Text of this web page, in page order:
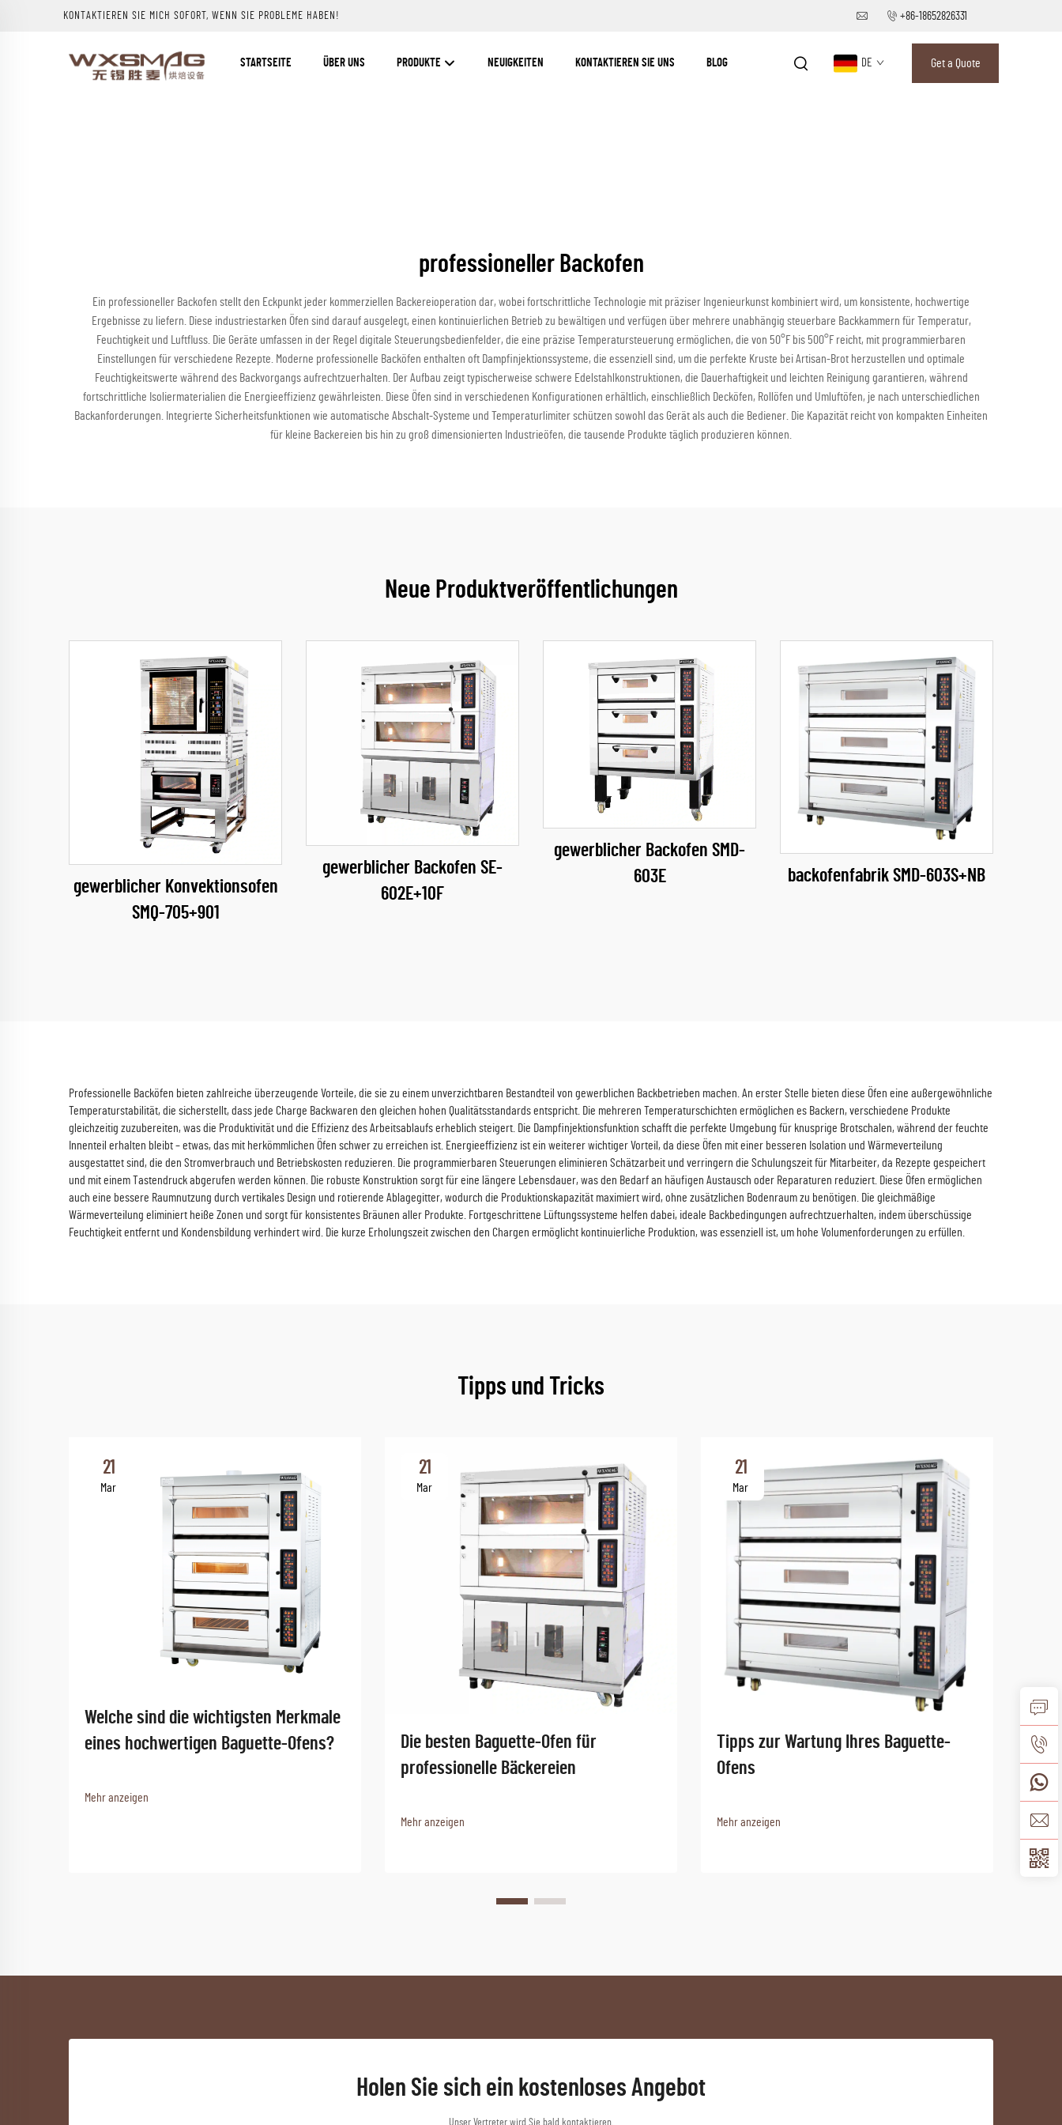
KONTAKTIEREN SIE MICH SOFORT, WENN SIE PROBLEME HABEN! +86-18652826331
STARTSEITE ÜBER UNS PRODUKTE NEUIGKEITEN KONTAKTIEREN SIE UNS BLOG DE Get a Quote
professioneller Backofen
Ein professioneller Backofen stellt den Eckpunkt jeder kommerziellen Backereioperation dar, wobei fortschrittliche Technologie mit präziser Ingenieurkunst kombiniert wird, um konsistente, hochwertige
Ergebnisse zu liefern. Diese industriestarken Öfen sind darauf ausgelegt, einen kontinuierlichen Betrieb zu bewältigen und verfügen über mehrere unabhängig steuerbare Backkammern für Temperatur,
Feuchtigkeit und Luftfluss. Die Geräte umfassen in der Regel digitale Steuerungsbedienfelder, die eine präzise Temperatursteuerung ermöglichen, die von 50°F bis 500°F reicht, mit programmierbaren
Einstellungen für verschiedene Rezepte. Moderne professionelle Backöfen enthalten oft Dampfinjektionssysteme, die essenziell sind, um die perfekte Kruste bei Artisan-Brot herzustellen und optimale
Feuchtigkeitswerte während des Backvorgangs aufrechtzuerhalten. Der Aufbau zeigt typischerweise schwere Edelstahlkonstruktionen, die Dauerhaftigkeit und leichten Reinigung garantieren, während
fortschrittliche Isoliermaterialien die Energieeffizienz gewährleisten. Diese Öfen sind in verschiedenen Konfigurationen erhältlich, einschließlich Decköfen, Rollöfen und Umluftöfen, je nach unterschiedlichen
Backanforderungen. Integrierte Sicherheitsfunktionen wie automatische Abschalt-Systeme und Temperaturlimiter schützen sowohl das Gerät als auch die Bediener. Die Kapazität reicht von kompakten Einheiten
für kleine Backereien bis hin zu groß dimensionierten Industrieöfen, die tausende Produkte täglich produzieren können.
Neue Produktveröffentlichungen
gewerblicher Konvektionsofen
SMQ-705+901
gewerblicher Backofen SE-
602E+10F
gewerblicher Backofen SMD-
603E
backofenfabrik​ SMD-603S+NB
Professionelle Backöfen bieten zahlreiche überzeugende Vorteile, die sie zu einem unverzichtbaren Bestandteil von gewerblichen Backbetrieben machen. An erster Stelle bieten diese Öfen eine außergewöhnliche
Temperaturstabilität, die sicherstellt, dass jede Charge Backwaren den gleichen hohen Qualitätsstandards entspricht. Die mehreren Temperaturschichten ermöglichen es Backern, verschiedene Produkte
gleichzeitig zuzubereiten, was die Produktivität und die Effizienz des Arbeitsablaufs erheblich steigert. Die Dampfinjektionsfunktion schafft die perfekte Umgebung für knusprige Brotschalen, während der feuchte
Innenteil erhalten bleibt – etwas, das mit herkömmlichen Öfen schwer zu erreichen ist. Energieeffizienz ist ein weiterer wichtiger Vorteil, da diese Öfen mit einer besseren Isolation und Wärmeverteilung
ausgestattet sind, die den Stromverbrauch und Betriebskosten reduzieren. Die programmierbaren Steuerungen eliminieren Schätzarbeit und verringern die Schulungszeit für Mitarbeiter, da Rezepte gespeichert
und mit einem Tastendruck abgerufen werden können. Die robuste Konstruktion sorgt für eine längere Lebensdauer, was den Bedarf an häufigen Austausch oder Reparaturen reduziert. Diese Öfen ermöglichen
auch eine bessere Raumnutzung durch vertikales Design und rotierende Ablagegitter, wodurch die Produktionskapazität maximiert wird, ohne zusätzlichen Bodenraum zu benötigen. Die gleichmäßige
Wärmeverteilung eliminiert heiße Zonen und sorgt für konsistentes Bräunen aller Produkte. Fortgeschrittene Lüftungssysteme helfen dabei, ideale Backbedingungen aufrechtzuerhalten, indem überschüssige
Feuchtigkeit entfernt und Kondensbildung verhindert wird. Die kurze Erholungszeit zwischen den Chargen ermöglicht kontinuierliche Produktion, was essenziell ist, um hohe Volumenforderungen zu erfüllen.
Tipps und Tricks
21
Mar
Welche sind die wichtigsten Merkmale
eines hochwertigen Baguette-Ofens?
Mehr anzeigen
21
Mar
Die besten Baguette-Ofen für
professionelle Bäckereien
Mehr anzeigen
21
Mar
Tipps zur Wartung Ihres Baguette-
Ofens
Mehr anzeigen
Mehr
Holen Sie sich ein kostenloses Angebot